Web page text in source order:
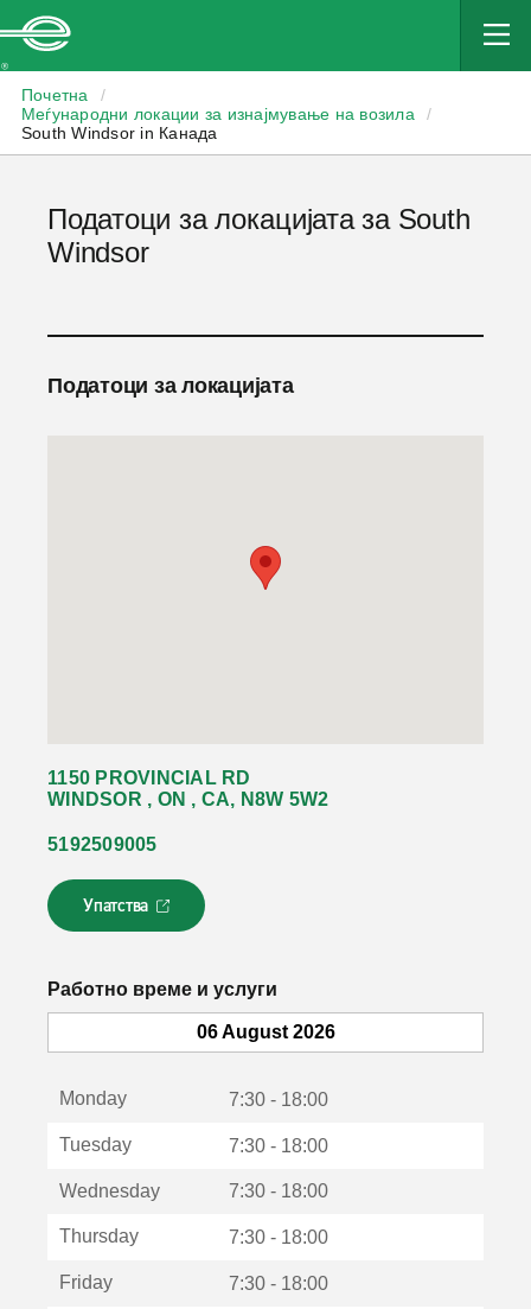
Почетна
/
Меѓународни локации за изнајмување на возила
/
South Windsor in Канада
Податоци за локацијата за South
Windsor
Податоци за локацијата
1150 PROVINCIAL RD
WINDSOR , ON , CA, N8W 5W2
5192509005
Упатства
Л
и
к
с
Работно време и услуги
06 August 2026
Monday 7:30 - 18:00
Tuesday 7:30 - 18:00
Wednesday 7:30 - 18:00
Thursday 7:30 - 18:00
Friday 7:30 - 18:00